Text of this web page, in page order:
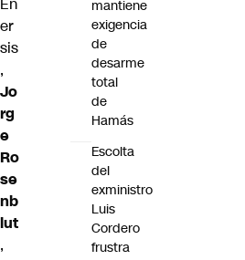
er
sis
,
Jo
rg
e
Ro
se
nb
lut
,
mantiene
exigencia
de
desarme
total
de
Hamás
Escolta
del
exministro
Luis
Cordero
frustra